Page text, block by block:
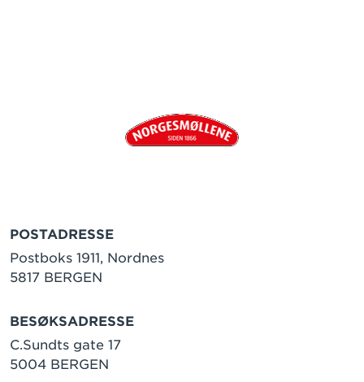
POSTADRESSE
Postboks 1911, Nordnes
5817 BERGEN
BESØKSADRESSE
C.Sundts gate 17
5004 BERGEN